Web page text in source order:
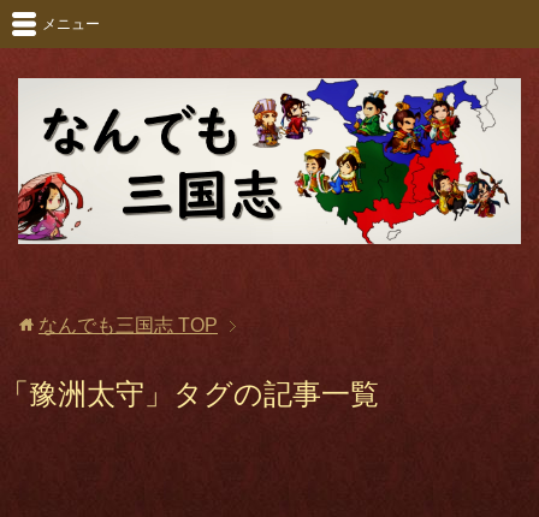
メニュー
なんでも三国志 TOP
「豫洲太守」タグの記事一覧